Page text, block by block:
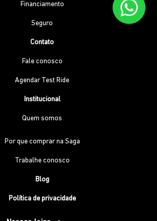
Financiamento
Seguro
Contato
Fale conosco
Agendar Test Ride
Institucional
Quem somos
Por que comprar na Saga
Trabalhe conosco
Blog
Política de privacidade